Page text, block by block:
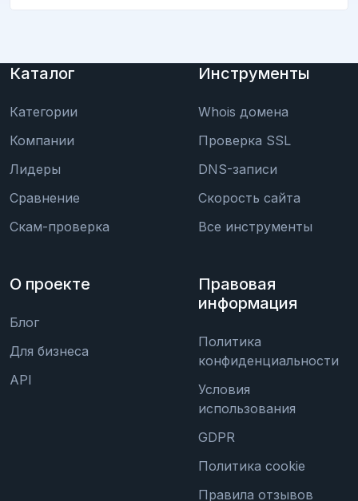
Каталог
Категории
Компании
Лидеры
Сравнение
Скам-проверка
Инструменты
Whois домена
Проверка SSL
DNS-записи
Скорость сайта
Все инструменты
О проекте
Блог
Для бизнеса
API
Правовая
информация
Политика
конфиденциальности
Условия
использования
GDPR
Политика cookie
Правила отзывов